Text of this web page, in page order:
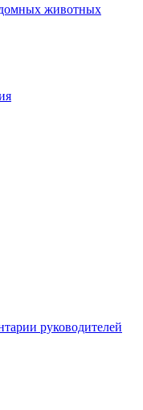
животных
руководителей